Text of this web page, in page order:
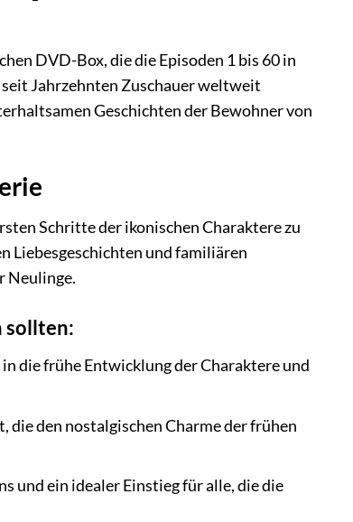
DVD-Box, die die Episoden 1 bis 60 in
Jahrzehnten Zuschauer weltweit
Geschichten der Bewohner von
Schritte der ikonischen Charaktere zu
Liebesgeschichten und familiären
Neulinge.
sollten:
die frühe Entwicklung der Charaktere und
die den nostalgischen Charme der frühen
und ein idealer Einstieg für alle, die die